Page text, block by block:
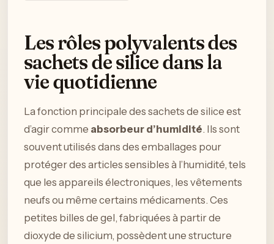
Les rôles polyvalents des
sachets de silice dans la
vie quotidienne
La fonction principale des sachets de silice est
d’agir comme absorbeur d’humidité. Ils sont
souvent utilisés dans des emballages pour
protéger des articles sensibles à l’humidité, tels
que les appareils électroniques, les vêtements
neufs ou même certains médicaments. Ces
petites billes de gel, fabriquées à partir de
dioxyde de silicium, possèdent une structure